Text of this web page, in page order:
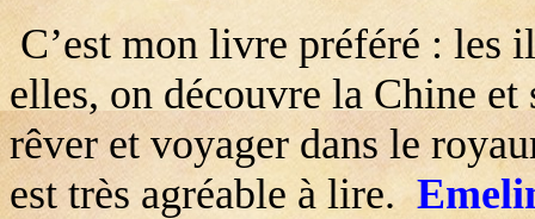
C’est mon livre préféré : les
elles, on découvre la Chine
rêver et voyager dans le
est très agréable à lire.